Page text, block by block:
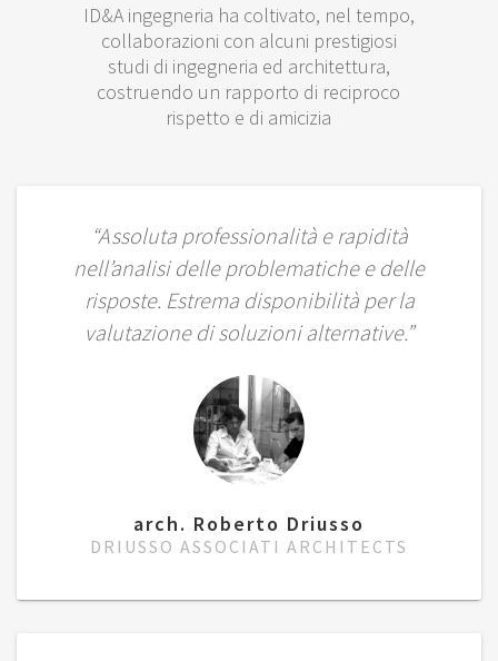
ID&A ingegneria ha coltivato, nel tempo,
collaborazioni con alcuni prestigiosi
studi di ingegneria ed architettura,
costruendo un rapporto di reciproco
rispetto e di amicizia
“Assoluta professionalità e rapidità
nell’analisi delle problematiche e delle
risposte. Estrema disponibilità per la
valutazione di soluzioni alternative.”
arch. Roberto Driusso
DRIUSSO ASSOCIATI ARCHITECTS